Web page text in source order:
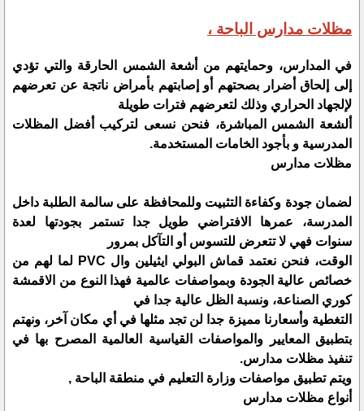
مظلات مدارس الباحة ،
في المدارس، وحمايتهم من أشعة الشمس الحارقة والتي تؤدي
إلى إلحاق أضرار بصحتهم أو إصابتهم بأمراض ناتجة عن تعرضهم
لإلجهاد الحراري وذلك لتعرضهم فترات طويلة
ألشعة الشمس المباشرة، فنحن نسعى لتركيب أفضل المظلات
المدرسية و بأجود الخامات المستخدمة.
مظلات مدارس
لضمان جودة وكفاءة التثبيت وللمحافظة على سالمة الطلبة داخل
المدرسة، عمرها الافتراضي طويل جدا تستمر بجودتها لعدة
سنوات فهي لا تتعرض للتسوس أو التآكل بمرور
الوقت، فنحن نعتمد قماش البولي ايثيلين وال PVC لما لهم من
خصائص عالية الجودة وبمواصفات عالمية فهذا النوع من الاقمشة
كوري الصناعة، ونسبة الظل عالية جدا في
التغطية وأسعارنا مميزة جدا لن تجد مثلها في أي مكان آخر، ونهتم
بتطبيق المعايير والمواصفات القياسية العالمية المصرح بها في
تنفيذ مظلات مدارس.
ويتم تطبيق مواصفات وزارة التعليم في منطقة الباحة ,
أنواع مظلات مدارس